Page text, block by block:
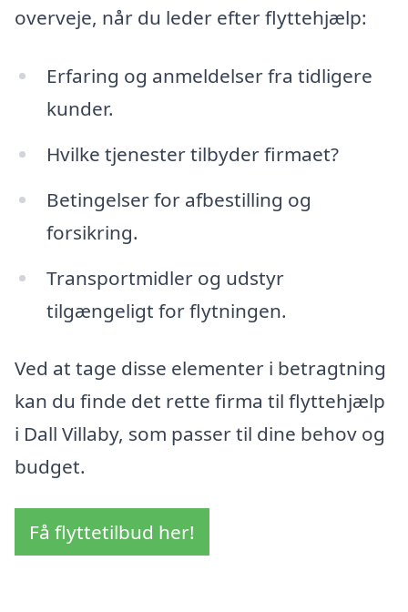
overveje, når du leder efter flyttehjælp:
Erfaring og anmeldelser fra tidligere
kunder.
Hvilke tjenester tilbyder firmaet?
Betingelser for afbestilling og
forsikring.
Transportmidler og udstyr
tilgængeligt for flytningen.
Ved at tage disse elementer i betragtning
kan du finde det rette firma til flyttehjælp
i Dall Villaby, som passer til dine behov og
budget.
Få flyttetilbud her!